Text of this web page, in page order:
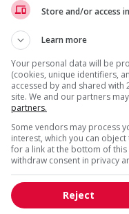
Arts et métiers de la
Cadres supérieurs
Comptabilité /
Droit
Marketing /
Tourisme / Hôtellerie
Store and/or access
Learn more
Your personal data will be
(cookies, unique identifiers,
accessed by and shared
site. We and our partners
partners.
Some vendors may process
interest, which you can
for a link at the bottom of
withdraw consent in privacy
Reject